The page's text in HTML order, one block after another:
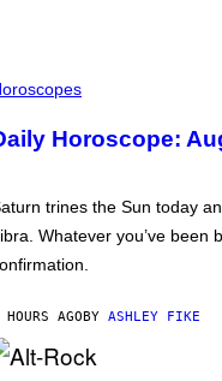
Horoscope:
trines the Sun today
Whatever you’ve been
AGO BY ASHLEY FIKE